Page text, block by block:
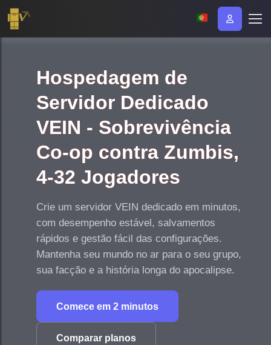
Hospedagem de
Servidor Dedicado
VEIN - Sobrevivência
Co-op contra Zumbis,
4-32 Jogadores
Crie um servidor VEIN dedicado em minutos,
com desempenho estável, salvamentos
rápidos e gestão fácil das configurações.
Mantenha seu mundo no ar para o seu grupo,
sua facção e a história longa do apocalipse.
Comece em 2 minutos
Comparar planos